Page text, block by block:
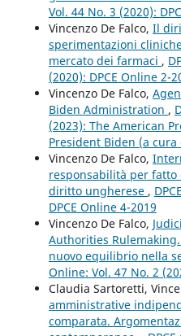
Vol. 44 No. 3 (2020):
Vincenzo De Falco, Il
sperimentazioni
mercato dei farmaci ,
(2020): DPCE Online 2-
Vincenzo De Falco,
Biden Administration ,
(2023): The American
President Biden (a
Vincenzo De Falco,
responsabilità per
diritto ungherese ,
DPCE Online 4-2019
Vincenzo De Falco,
Authorities
nuovo equilibrio nella
Online: Vol. 47 No. 2
Claudia Sartoretti,
amministrative
comparata.